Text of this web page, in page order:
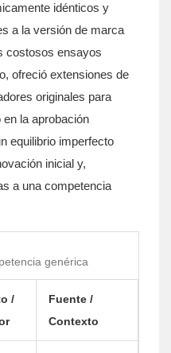
idénticos y
a la versión de marca
costosos ensayos
ofreció extensiones de
originales para
la aprobación
equilibrio imperfecto
inicial y,
a una competencia
genérica
/
Fuente /
Contexto